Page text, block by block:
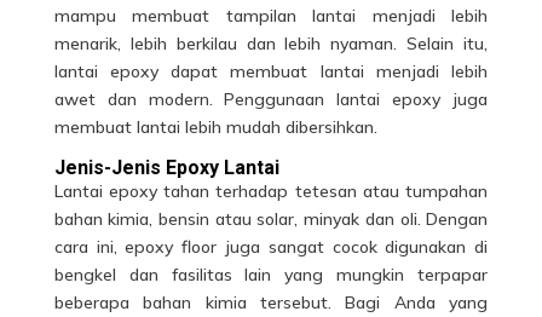
mampu membuat tampilan lantai menjadi lebih
menarik, lebih berkilau dan lebih nyaman. Selain itu,
lantai epoxy dapat membuat lantai menjadi lebih
awet dan modern. Penggunaan lantai epoxy juga
membuat lantai lebih mudah dibersihkan.
Jenis-Jenis Epoxy Lantai
Lantai epoxy tahan terhadap tetesan atau tumpahan
bahan kimia, bensin atau solar,minyak dan oli. Dengan
cara ini, epoxy floor juga sangat cocok digunakan di
bengkel dan fasilitas lain yang mungkin terpapar
beberapa bahan kimia tersebut. Bagi Anda yang